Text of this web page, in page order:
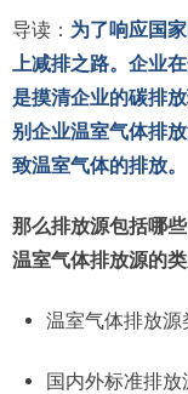
导读： 为了响应国
上减排之路。企业
是摸清企业的碳排
别企业温室气体排
致温室气体的排放。
那么排放源包括哪
温室气体排放源的类
温室气体排放源
国内外标准排放